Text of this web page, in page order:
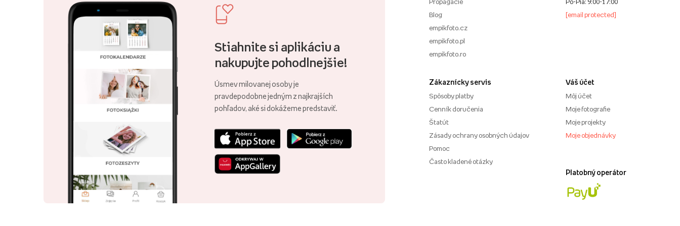
Stiahnite si aplikáciu a
nakupujte pohodlnejšie!
Úsmev milovanej osoby je
pravdepodobne jedným z najkrajších
pohľadov, aké si dokážeme predstaviť.
Blog
empikfoto.cz
empikfoto.pl
empikfoto.ro
Zákaznícky servis
Spôsoby platby
Cenník doručenia
Štatút
Zásady ochrany osobných údajov
Pomoc
Často kladené otázky
[email protected]
Váš účet
Môj účet
Moje fotografie
Moje projekty
Moje objednávky
Platobný operátor